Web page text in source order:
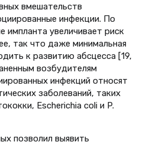
вмешательств
инфекции. По
импланта увеличивает риск
так что даже минимальная
к развитию абсцесса [19,
возбудителям
инфекций относят
заболеваний, таких
Escherichia coli и P.
позволил выявить